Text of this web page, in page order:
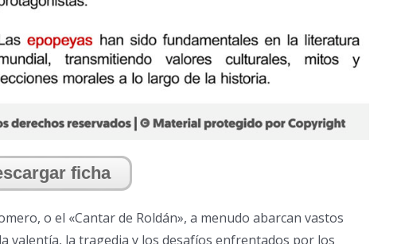
ficha
o el «Cantar de Roldán», a menudo abarcan vastos
valentía, la tragedia y los desafíos enfrentados por los